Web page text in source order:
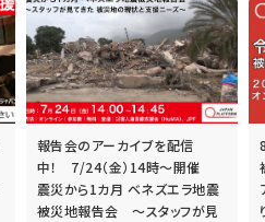
報告会のアーカイブを配信
中！ 7/24（金）14時～開催
震災から1カ月 ベネズエラ地震
被災地報告会 ～スタッフが見